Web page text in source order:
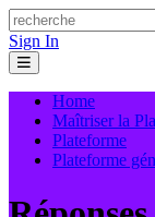
Sign In
Home
Maîtriser la
Plateforme
Plateforme